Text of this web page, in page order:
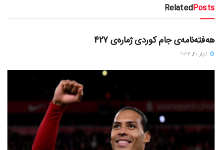
RelatedPosts
دسته‌بندی نشده
هەفتەنامەی جام کوردی ژمارەی 427
ئایار 20, 2026